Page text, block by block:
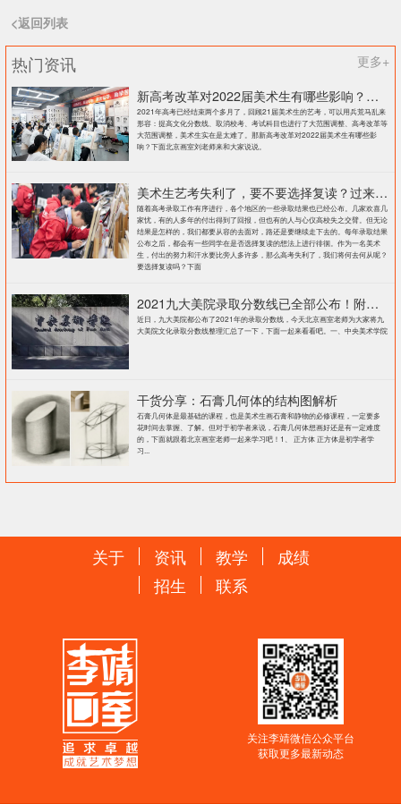
<返回列表
热门资讯
更多+
新高考改革对2022届美术生有哪些影响？北京画室刘老师来和大家说说
2021年高考已经结束两个多月了，回顾21届美术生的艺考，可以用兵荒马乱来
形容：提高文化分数线、取消校考、考试科目也进行了大范围调整、高考改革等
大范围调整，美术生实在是太难了。那新高考改革对2022届美术生有哪些影
响？下面北京画室刘老师来和大家说说。
美术生艺考失利了，要不要选择复读？过来人提出这几点建议
随着高考录取工作有序进行，各个地区的一些录取结果也已经公布。几家欢喜几
家忧，有的人多年的付出得到了回报，但也有的人与心仪高校失之交臂。但无论
结果是怎样的，我们都要从容的去面对，路还是要继续走下去的。每年录取结果
公布之后，都会有一些同学在是否选择复读的想法上进行徘徊。作为一名美术
生，付出的努力和汗水要比旁人多许多，那么高考失利了，我们将何去何从呢？
要选择复读吗？下面
2021九大美院录取分数线已全部公布！附各大院校录取分数线汇总！
近日，九大美院都公布了2021年的录取分数线，今天北京画室老师为大家将九
大美院文化录取分数线整理汇总了一下，下面一起来看看吧。一、中央美术学院
干货分享：石膏几何体的结构图解析
石膏几何体是最基础的课程，也是美术生画石膏和静物的必修课程，一定要多
花时间去掌握、了解。但对于初学者来说，石膏几何体想画好还是有一定难度
的，下面就跟着北京画室老师一起来学习吧！1、 正方体 正方体是初学者学
习...
关于 资讯 教学
成绩
招生
联系
关注李靖微信公众平台
获取更多最新动态